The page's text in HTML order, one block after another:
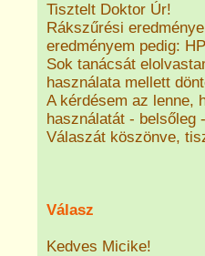
Tisztelt Doktor Úr!
Rákszűrési
eredményem pedig:
Sok tanácsát
használata mellett
A kérdésem az lenne,
használatát - belsőleg
Válaszát köszönve,
Válasz
Kedves Micike!